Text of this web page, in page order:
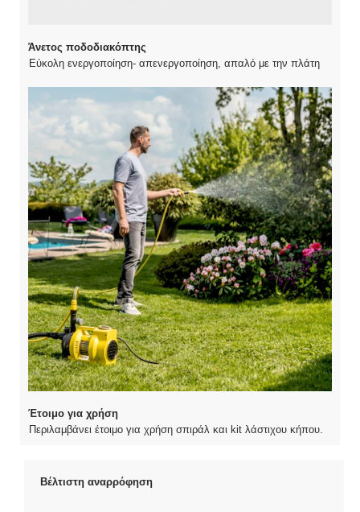
Άνετος ποδοδιακόπτης
Εύκολη ενεργοποίηση- απενεργοποίηση, απαλό με την πλάτη
Έτοιμο για χρήση
Περιλαμβάνει έτοιμο για χρήση σπιράλ και kit λάστιχου κήπου.
Βέλτιστη αναρρόφηση